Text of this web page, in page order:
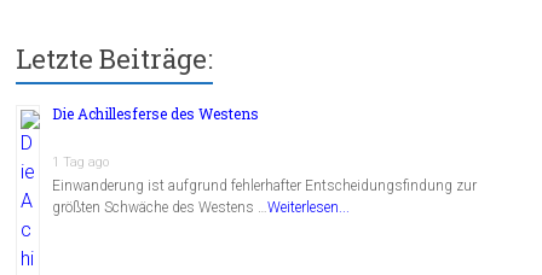
Letzte Beiträge:
Die Achillesferse des Westens
1 Tag ago
Einwanderung ist aufgrund fehlerhafter Entscheidungsfindung zur
größten Schwäche des Westens …Weiterlesen...